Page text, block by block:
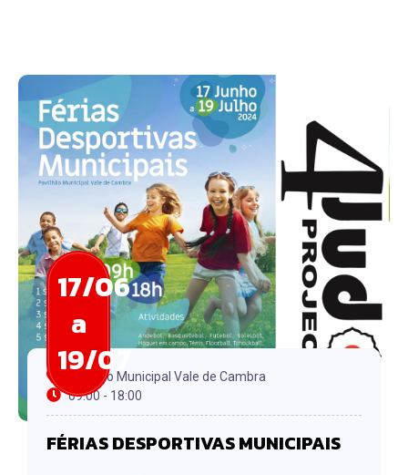
Pavilhão Municipal Vale de Cambra
09:00 - 18:00
17/06
a
19/07
FÉRIAS DESPORTIVAS MUNICIPAIS